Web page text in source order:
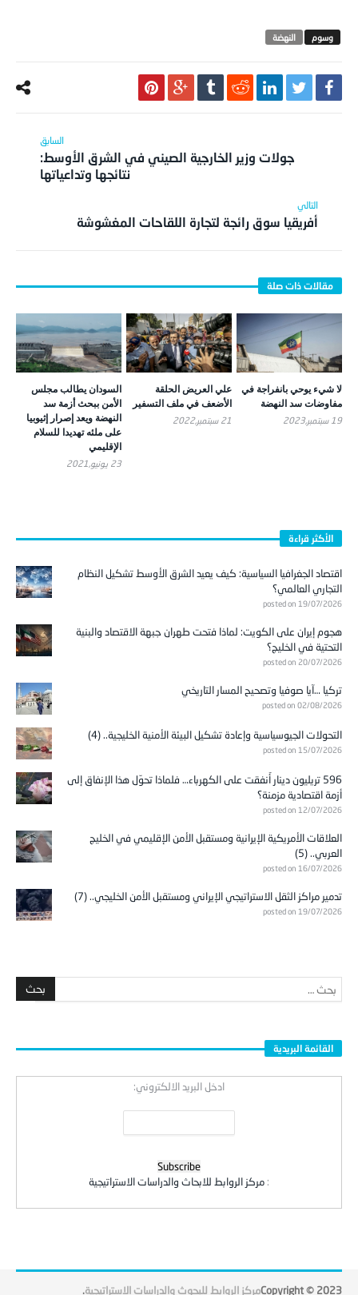
النهضة
جولات وزير الخارجية الصيني في الشرق الأوسط:
نتائجها وتداعياتها
أفريقيا سوق رائجة لتجارة اللقاحات المغشوشة
لا شيء يوحي بانفراجة في
مفاوضات سد النهضة
19 سبتمبر,2023
علي العريض الحلقة
الأضعف في ملف التسفير
21 سبتمبر,2022
السودان يطالب مجلس
الأمن ببحث أزمة سد
النهضة ويعد إصرار إثيوبيا
على ملئه تهديدا للسلام
الإقليمي
23 يونيو,2021
الأكثر قراءة
اقتصاد الجغرافيا السياسية: كيف يعيد الشرق الأوسط تشكيل النظام
التجاري العالمي؟
posted on 19/07/2026
هجوم إيران على الكويت: لماذا فتحت طهران جبهة الاقتصاد والبنية
التحتية في الخليج؟
posted on 20/07/2026
تركيا …آيا صوفيا وتصحيح المسار التاريخي
posted on 02/08/2026
التحولات الجيوسياسية وإعادة تشكيل البيئة الأمنية الخليجية.. (4)
posted on 15/07/2026
596 تريليون دينار أُنفقت على الكهرباء… فلماذا تحوّل هذا الإنفاق إلى
أزمة اقتصادية مزمنة؟
posted on 12/07/2026
العلاقات الأمريكية الإيرانية ومستقبل الأمن الإقليمي في الخليج
العربي.. (5)
posted on 16/07/2026
تدمير مراكز الثقل الاستراتيجي الإيراني ومستقبل الأمن الخليجي.. (7)
posted on 19/07/2026
القائمة البريدية
ادخل البريد الالكتروني:
: مركز الروابط للابحاث والدراسات الاستراتيجية
Copyright © 2023مركز الروابط للبحوث والدراسات الاستراتيجية.